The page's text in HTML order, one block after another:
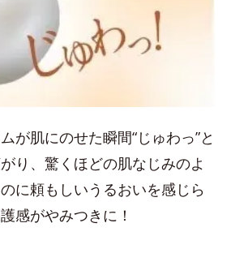
が肌にのせた瞬間“じゅわっ”と
り、驚くほどの肌なじみのよ
に頼もしいうるおいを感じら
感がやみつきに！